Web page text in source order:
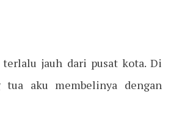
jauh dari pusat kota. Di
tua aku membelinya dengan